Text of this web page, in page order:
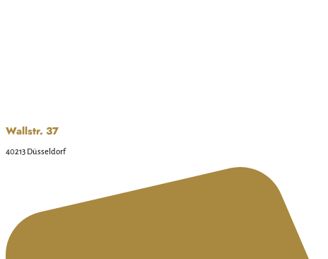
Wallstr. 37
40213 Düsseldorf